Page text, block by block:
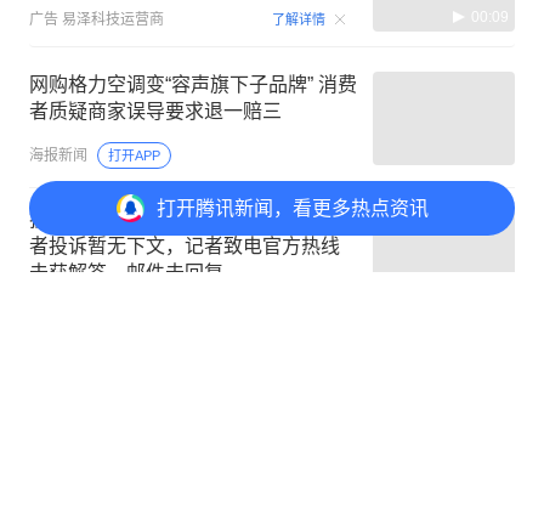
打开腾讯新闻，看更多热点资讯
广告 易泽科技运营商 了解详情 00:09
网购格力空调变“容声旗下子品牌” 消费
者质疑商家误导要求退一赔三
海报新闻 打开APP
护舒宝卫生巾藏黑褐色不明物，消费
者投诉暂无下文，记者致电官方热线
未获解答，邮件未回复